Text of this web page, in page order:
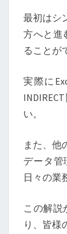
最初はシ
方へと進
ることが
実際に
い。
また、他
データ管
日々の業
この解説
り、皆様